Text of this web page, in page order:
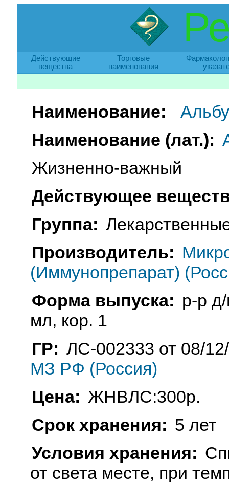
Действующие
вещества
Торговые
наименования
Наименование:
Наименование (лат.):
Жизненно-важный
Действующее
Группа:
Производитель:
(Иммунопрепарат)
Форма выпуска: р-р
мл, кор. 1
ГР: ЛС-002333 от 08/
МЗ РФ (Россия)
Цена: ЖНВЛС:300р.
Срок хранения: 5 лет
Условия хранения:
от света месте, при